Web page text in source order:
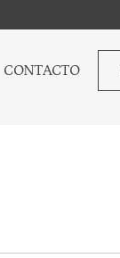
CONTACTO